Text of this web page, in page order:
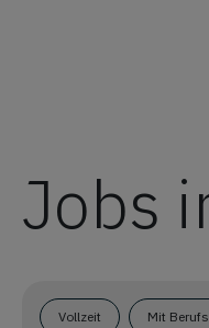
Jobs
Vollzeit Mit